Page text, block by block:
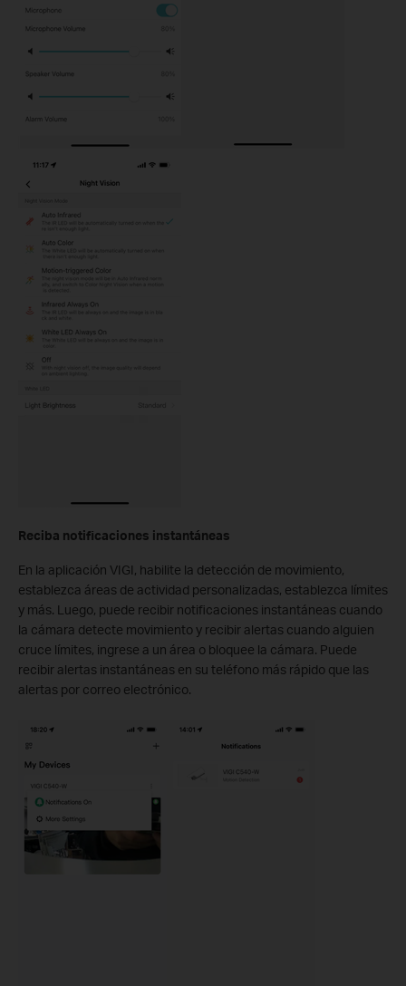
Reciba notificaciones instantáneas
En la aplicación VIGI, habilite la detección de movimiento,
establezca áreas de actividad personalizadas, establezca límites
y más. Luego, puede recibir notificaciones instantáneas cuando
la cámara detecte movimiento y recibir alertas cuando alguien
cruce límites, ingrese a un área o bloquee la cámara. Puede
recibir alertas instantáneas en su teléfono más rápido que las
alertas por correo electrónico.